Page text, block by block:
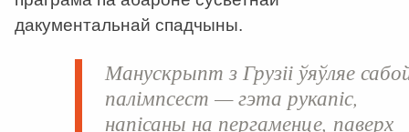
дакументальнай спадчыны.
Манускрыпт з Грузіі ўяўляе
палімпсест — гэта рукапіс,
напісаны на пергаменце, паверх